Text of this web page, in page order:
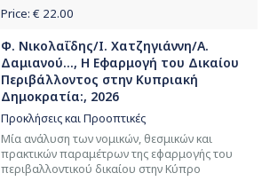
Price: € 22.00
Φ. Νικολαΐδης/Ι. Χατζηγιάννη/Α.
Δαμιανού..., Η Εφαρμογή του Δικαίου
Περιβάλλοντος στην Κυπριακή
Δημοκρατία:, 2026
Προκλήσεις και Προοπτικές
Μία ανάλυση των νομικών, θεσμικών και
πρακτικών παραμέτρων της εφαρμογής του
περιβαλλοντικού δικαίου στην Κύπρο